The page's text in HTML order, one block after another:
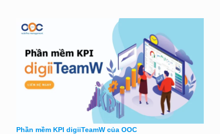
Phần mềm KPI digiiTeamW của OOC